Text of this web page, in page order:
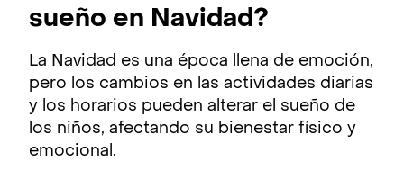
sueño en Navidad?
La Navidad es una época llena de emoción,
pero los cambios en las actividades diarias
y los horarios pueden alterar el sueño de
los niños, afectando su bienestar físico y
emocional.